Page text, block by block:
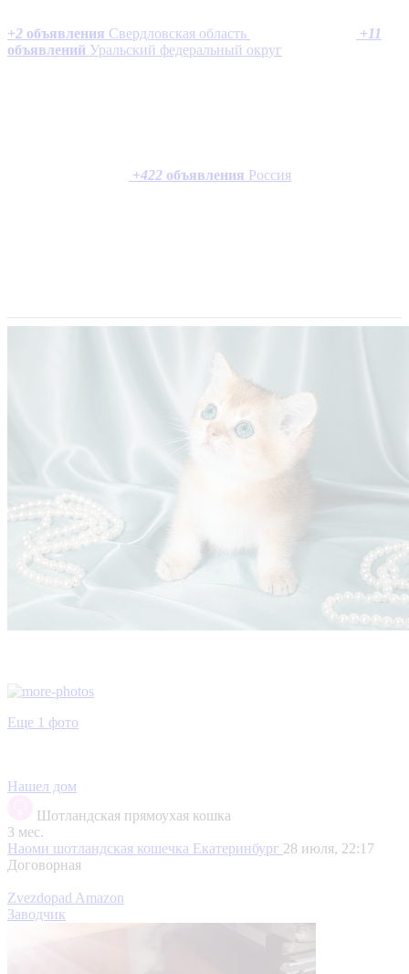
+2 объявления Свердловская область +11
объявлений Уральский федеральный округ
+422 объявления Россия
Еще 1 фото
Нашел дом
Шотландская прямоухая кошка
3 мес.
Наоми шотландская кошечка Екатеринбург 28 июля, 22:17
Договорная
Zvezdopad Amazon
Заводчик